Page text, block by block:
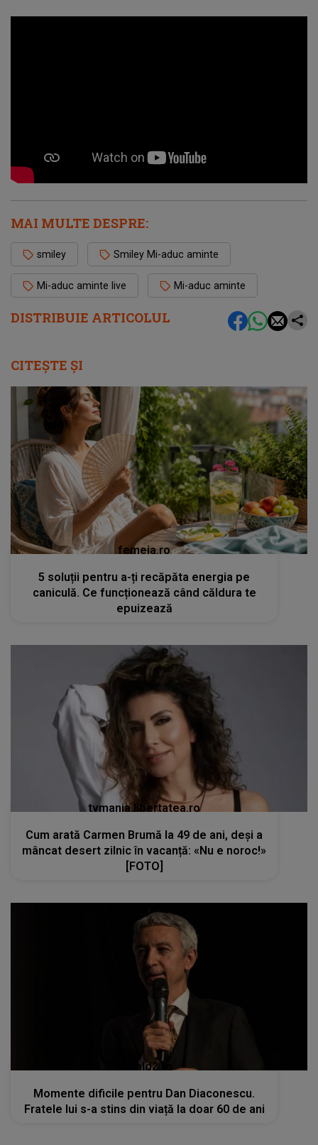
DISTRIBUIE ARTICOLUL
MAI MULTE DESPRE:
smiley Smiley Mi-aduc aminte
Mi-aduc aminte live Mi-aduc aminte
CITEȘTE ȘI
femeia.ro
5 soluții pentru a-ți recăpăta energia pe
caniculă. Ce funcționează când căldura te
epuizează
tvmania.libertatea.ro
Cum arată Carmen Brumă la 49 de ani, deși a
mâncat desert zilnic în vacanță: «Nu e noroc!»
[FOTO]
kanald2.ro
Momente dificile pentru Dan Diaconescu.
Fratele lui s-a stins din viață la doar 60 de ani